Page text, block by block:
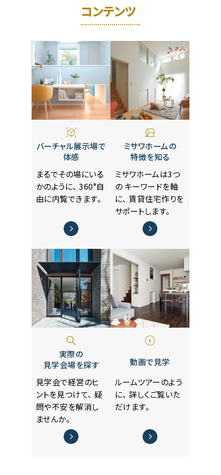
コンテンツ
バーチャル展示場で
体感
まるでその場にいる
かのように、 360°自
由に内覧できます。
ミサワホームの
特徴を知る
ミサワホームは3つ
の キーワードを軸
に、 賃貸住宅作りを
サポートします。
実際の
見学会場を探す
見学会で経営のヒ
ントを見つけて、 疑
問や不安を解消し
ませんか。
動画で見学
ルームツアーのよう
に、 詳しくご覧いた
だけます。